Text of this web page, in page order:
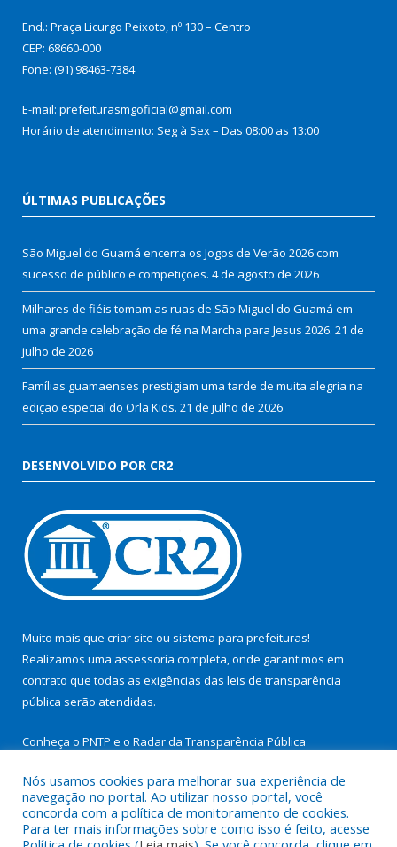
End.: Praça Licurgo Peixoto, nº 130 – Centro
CEP: 68660-000
Fone: (91) 98463-7384
E-mail: prefeiturasmgoficial@gmail.com
Horário de atendimento: Seg à Sex – Das 08:00 as 13:00
ÚLTIMAS PUBLICAÇÕES
São Miguel do Guamá encerra os Jogos de Verão 2026 com
sucesso de público e competições. 4 de agosto de 2026
Milhares de fiéis tomam as ruas de São Miguel do Guamá em
uma grande celebração de fé na Marcha para Jesus 2026. 21 de
julho de 2026
Famílias guamaenses prestigiam uma tarde de muita alegria na
edição especial do Orla Kids. 21 de julho de 2026
DESENVOLVIDO POR CR2
Muito mais que criar site ou sistema para prefeituras!
Realizamos uma assessoria completa, onde garantimos em
contrato que todas as exigências das leis de transparência
pública serão atendidas.
Conheça o PNTP e o Radar da Transparência Pública
Todos os direitos reservados a Prefeitura Municipal de São
Nós usamos cookies para melhorar sua experiência de
navegação no portal. Ao utilizar nosso portal, você
concorda com a política de monitoramento de cookies.
Para ter mais informações sobre como isso é feito, acesse